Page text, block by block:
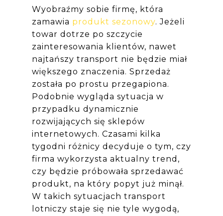
Wyobraźmy sobie firmę, która
zamawia produkt sezonowy. Jeżeli
towar dotrze po szczycie
zainteresowania klientów, nawet
najtańszy transport nie będzie miał
większego znaczenia. Sprzedaż
została po prostu przegapiona.
Podobnie wygląda sytuacja w
przypadku dynamicznie
rozwijających się sklepów
internetowych. Czasami kilka
tygodni różnicy decyduje o tym, czy
firma wykorzysta aktualny trend,
czy będzie próbowała sprzedawać
produkt, na który popyt już minął.
W takich sytuacjach transport
lotniczy staje się nie tyle wygodą,